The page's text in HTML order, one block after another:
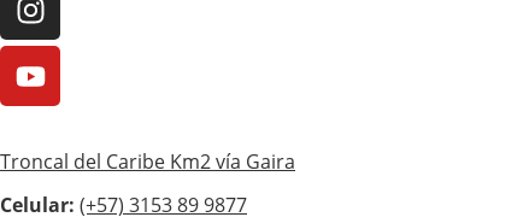
Troncal del Caribe Km2 vía Gaira
Celular: (+57) 3153 89 9877